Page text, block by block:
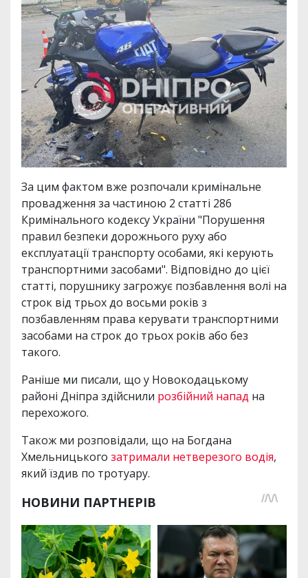
За цим фактом вже розпочали кримінальне
провадження за частиною 2 статті 286
Кримінального кодексу України "Порушення
правил безпеки дорожнього руху або
експлуатації транспорту особами, які керують
транспортними засобами". Відповідно до цієї
статті, порушнику загрожує позбавлення волі на
строк від трьох до восьми років з
позбавленням права керувати транспортними
засобами на строк до трьох років або без
такого.
Раніше ми писали, що у Новокодацькому
районі Дніпра здійснили розбійний напад на
перехожого.
Також ми розповідали, що на Богдана
Хмельницького затримали нетверезого водія,
який їздив по тротуару.